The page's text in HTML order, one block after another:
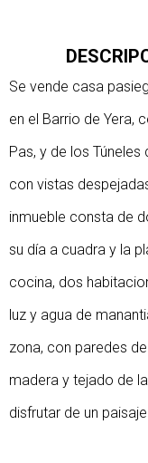
Se vende casa
en el Barrio de Yera,
Pas, y de los
con vistas
inmueble consta de
su día a cuadra y la
cocina, dos
luz y agua de
zona, con paredes
madera y tejado de
disfrutar de un